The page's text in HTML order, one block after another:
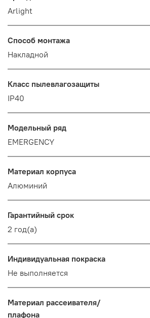
Arlight
Способ монтажа
Накладной
Класс пылевлагозащиты
IP40
Модельный ряд
EMERGENCY
Материал корпуса
Алюминий
Гарантийный срок
2 год(а)
Индивидуальная покраска
Не выполняется
Материал рассеивателя/
плафона